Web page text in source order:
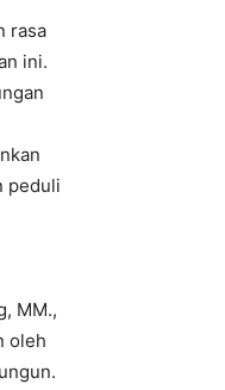
rasa
ini.
peduli
MM.,
oleh